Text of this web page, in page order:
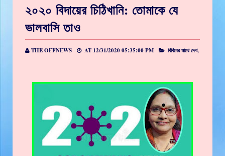
২০২০ বিদায়ের চিঠিখানি: তোমাকে যে
ভালবাসি তাও
THE OFFNEWS AT 12/31/2020 05:35:00 PM বিবিধের মাঝে দেখ,